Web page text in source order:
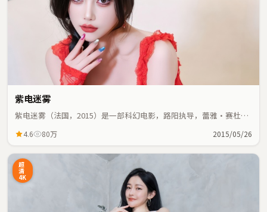
紫电迷雾
紫电迷雾（法国，2015）是一部科幻电影，路阳执导，蕾雅·赛杜、
4.6 80万 2015/05/26
超
清
4K